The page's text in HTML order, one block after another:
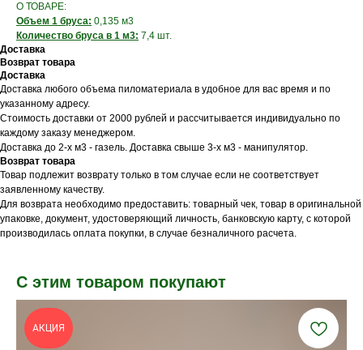
О ТОВАРЕ:
Объем 1 бруса: 0,135 м3
Количество бруса в 1 м3: 7,4 шт.
Доставка
Возврат товара
Доставка
Доставка любого объема пиломатериала в удобное для вас время и по
указанному адресу.
Стоимость доставки от 2000 рублей и рассчитывается индивидуально по
каждому заказу менеджером.
Доставка до 2-х м3 - газель. Доставка свыше 3-х м3 - манипулятор.
Возврат товара
Товар подлежит возврату только в том случае если не соответствует
заявленному качеству.
Для возврата необходимо предоставить: товарный чек, товар в оригинальной
упаковке, документ, удостоверяющий личность, банковскую карту, с которой
производилась оплата покупки, в случае безналичного расчета.
С этим товаром покупают
АКЦИЯ